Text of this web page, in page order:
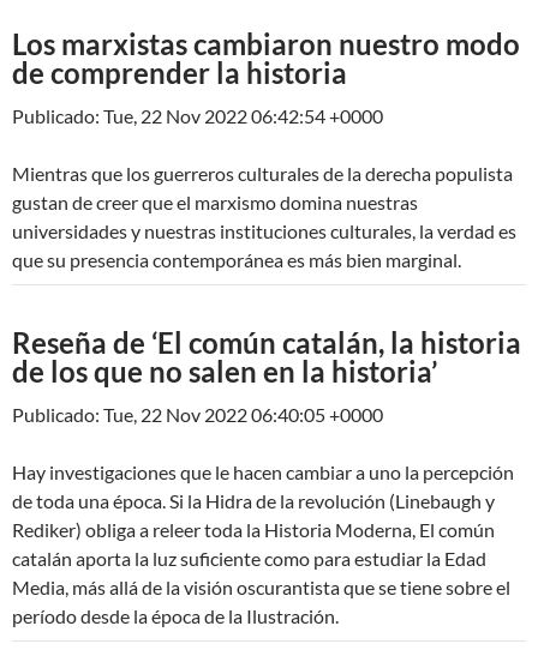
Los marxistas cambiaron nuestro modo
de comprender la historia
Publicado: Tue, 22 Nov 2022 06:42:54 +0000
Mientras que los guerreros culturales de la derecha populista
gustan de creer que el marxismo domina nuestras
universidades y nuestras instituciones culturales, la verdad es
que su presencia contemporánea es más bien marginal.
Reseña de ‘El común catalán, la historia
de los que no salen en la historia’
Publicado: Tue, 22 Nov 2022 06:40:05 +0000
Hay investigaciones que le hacen cambiar a uno la percepción
de toda una época. Si la Hidra de la revolución (Linebaugh y
Rediker) obliga a releer toda la Historia Moderna, El común
catalán aporta la luz suficiente como para estudiar la Edad
Media, más allá de la visión oscurantista que se tiene sobre el
período desde la época de la Ilustración.